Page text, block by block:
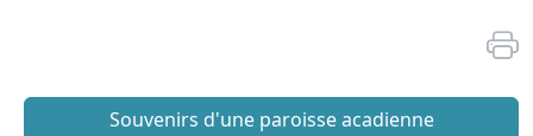
Souvenirs d'une paroisse acadienne